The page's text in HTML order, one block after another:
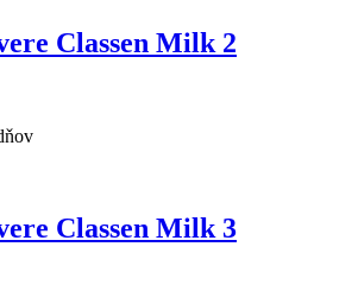
Classen Milk 2
Classen Milk 3